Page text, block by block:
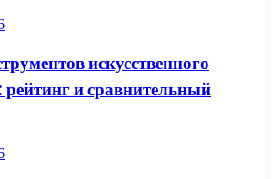
искусственного
рейтинг и сравнительный